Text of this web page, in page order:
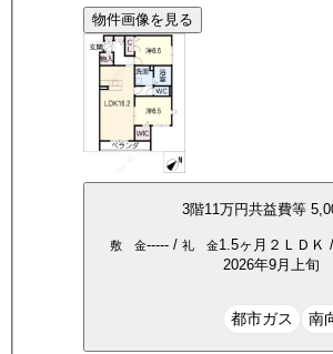
物件画像を見る
3階11万円共益費等
敷 金----- / 礼 金1.5ヶ月 ２ＬＤＫ /
2026年9月上旬
都市ガス 南